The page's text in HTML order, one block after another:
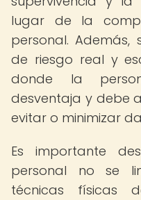
lugar de la
personal. Además,
de riesgo real y
donde la
desventaja y debe
evitar o minimizar
Es importante
personal no se
técnicas físicas